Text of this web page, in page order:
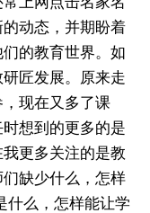
动态，并期盼着
的教育世界。如
匠发展。原来走
现在又多了课
想到的更多的是
更多关注的是教
缺少什么，怎样
什么，怎样能让学